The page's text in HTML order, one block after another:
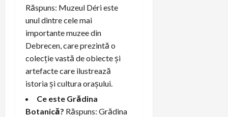
Răspuns: Muzeul Déri este
unul dintre cele mai
importante muzee din
Debrecen, care prezintă o
colecție vastă de obiecte și
artefacte care ilustrează
istoria și cultura orașului.
Ce este Grădina
Botanică? Răspuns: Grădina